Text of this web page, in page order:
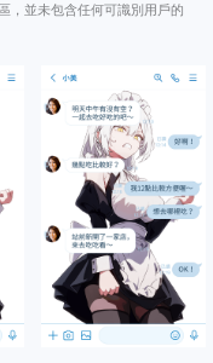
，並未包含任何可識別用戶的